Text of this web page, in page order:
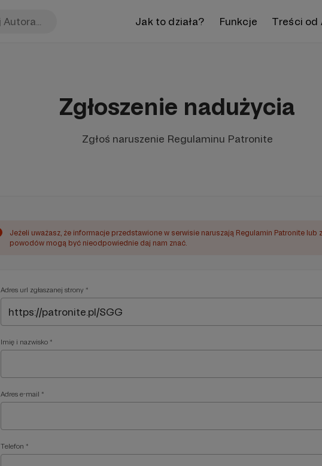
Jak to działa? Funkcje Treści od
Zgłoszenie nadużycia
Zgłoś naruszenie Regulaminu Patronite
Jeżeli uważasz, że informacje przedstawione w serwisie naruszają Regulamin Patronite lub
powodów mogą być nieodpowiednie daj nam znać.
Adres url zgłaszanej strony *
Imię i nazwisko *
Adres e-mail *
Telefon *